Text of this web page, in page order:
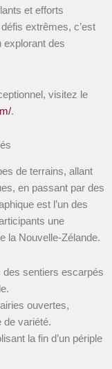
et efforts
extrêmes, c’est
explorant des
visitez le
.
de terrains, allant
en passant par des
est l’un des
une
la Nouvelle-Zélande.
des sentiers escarpés
ouvertes,
de variété.
la fin d’un périple